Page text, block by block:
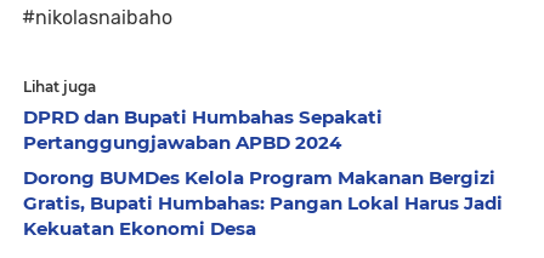
#nikolasnaibaho
Lihat juga
DPRD dan Bupati Humbahas Sepakati
Pertanggungjawaban APBD 2024
Dorong BUMDes Kelola Program Makanan Bergizi
Gratis, Bupati Humbahas: Pangan Lokal Harus Jadi
Kekuatan Ekonomi Desa